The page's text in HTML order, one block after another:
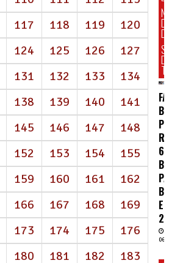
117 118 119
120
124 125 126
127
131 132 133
134
138 139 140
141
145 146 147
148
152 153 154
155
159 160 161
162
166 167 168
169
173 174 175
176
180 181 182
183
06/